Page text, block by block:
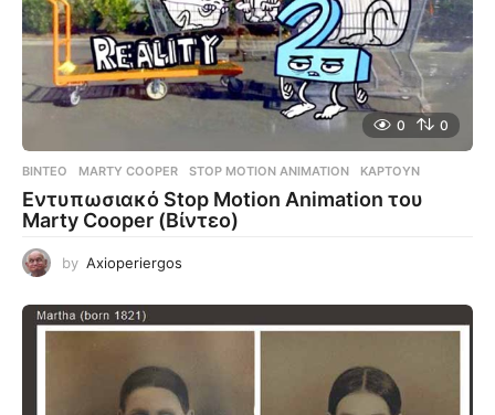
0 0
ΒΊΝΤΕΟ MARTY COOPER ,STOP MOTION ANIMATION ,ΚΑΡΤΟΎΝ
Εντυπωσιακό Stop Motion Animation του
Marty Cooper (Βίντεο)
by Axioperiergos